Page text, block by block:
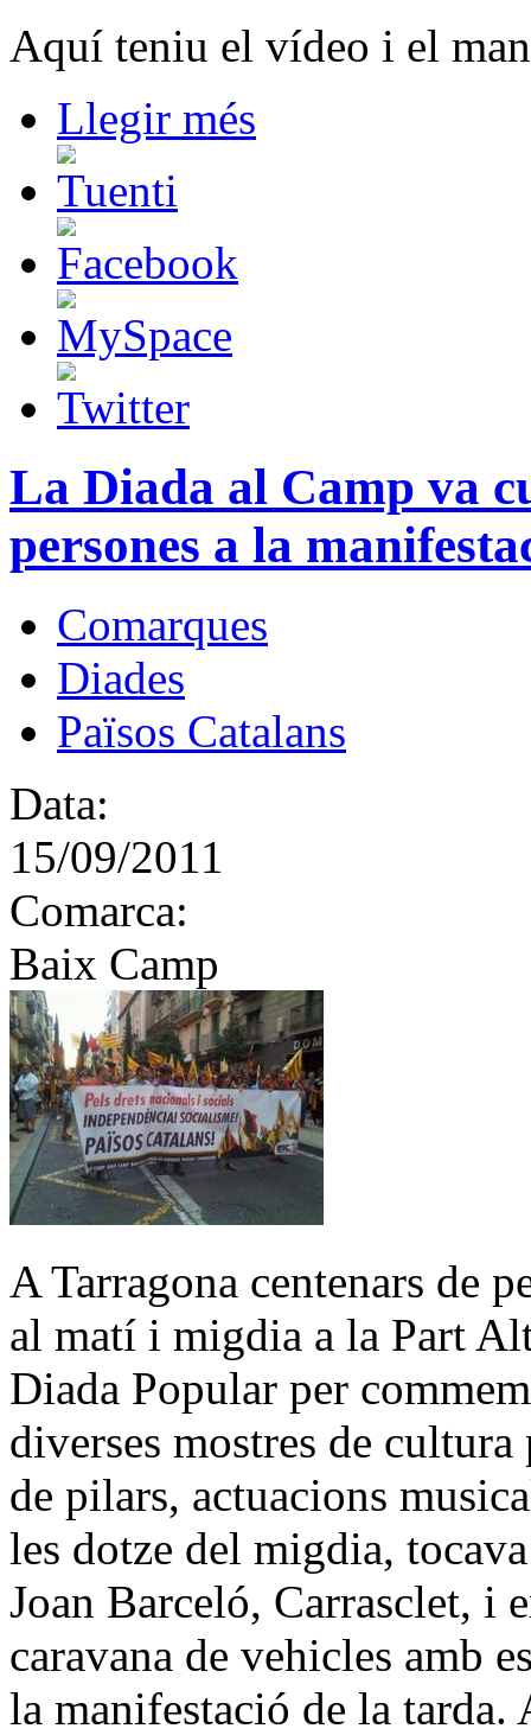
Aquí teniu el vídeo i el
Llegir més
La Diada al Camp va
persones a la
Comarques
Diades
Països Catalans
Data:
15/09/2011
Comarca:
Baix Camp
A Tarragona centenars de
al matí i migdia a la Part
Diada Popular per
diverses mostres de
de pilars, actuacions
les dotze del migdia,
Joan Barceló, Carrasclet, i
caravana de vehicles amb
la manifestació de la tarda.